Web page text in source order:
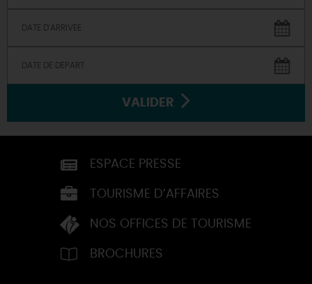
VALIDER
ESPACE PRESSE
TOURISME D’AFFAIRES
NOS OFFICES DE TOURISME
BROCHURES